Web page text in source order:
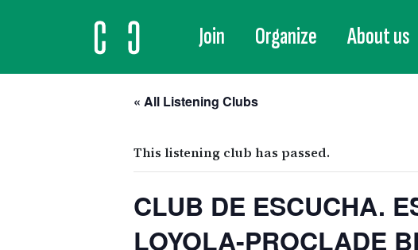
MAIN NAVIGATION
Join Organize About us
« All Listening Clubs
This listening club has passed.
CLUB DE ESCUCHA.
LOYOLA-PROCLADE